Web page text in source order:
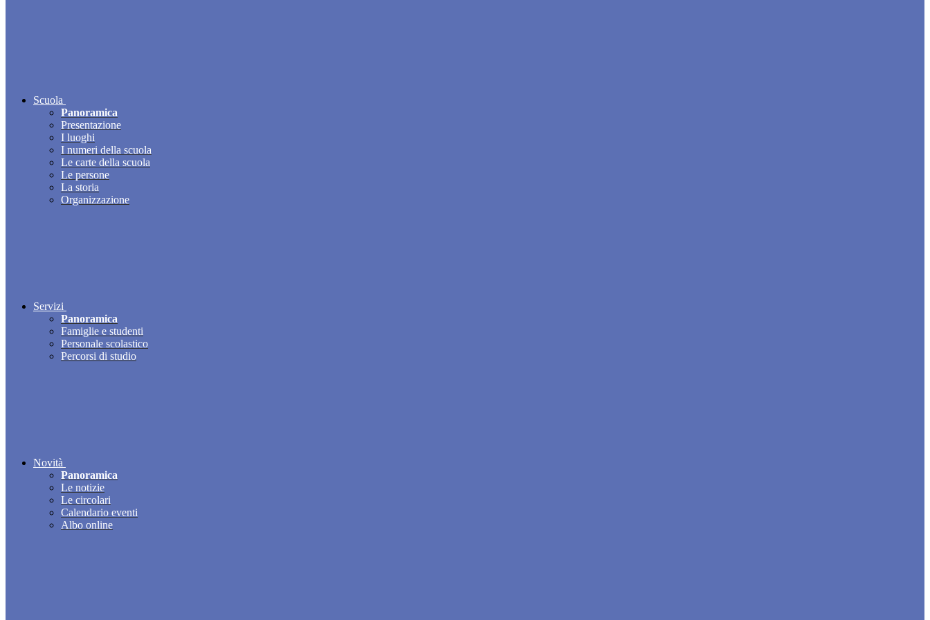
Scuola
Panoramica
Presentazione
I luoghi
I numeri della scuola
Le carte della scuola
Le persone
La storia
Organizzazione
Servizi
Panoramica
Famiglie e studenti
Personale scolastico
Percorsi di studio
Novità
Panoramica
Le notizie
Le circolari
Calendario eventi
Albo online